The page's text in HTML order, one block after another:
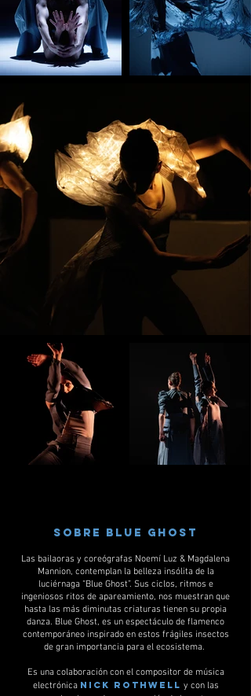
Sobre Blue Ghost
Las bailaoras y coreógrafas Noemí Luz & Magdalena
Mannion, contemplan la belleza insólita de la
luciérnaga “Blue Ghost”. Sus ciclos, ritmos e
ingeniosos ritos de apareamiento, nos muestran que
hasta las más diminutas criaturas tienen su propia
danza. Blue Ghost, es un espectáculo de flamenco
contemporáneo inspirado en estos frágiles insectos
de gran importancia para el ecosistema.
Es una colaboración con el compositor de música
electrónica Nick Rothwell y con las